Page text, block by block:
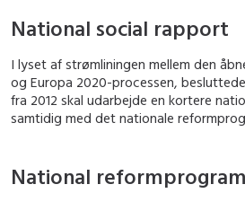
National social rapport
I lyset af strømliningen mellem den
og Europa 2020-processen,
fra 2012 skal udarbejde en kortere
samtidig med det nationale
National reformprogram